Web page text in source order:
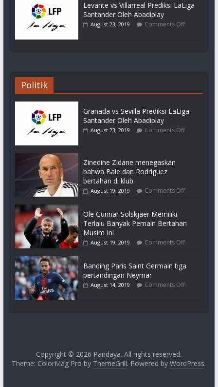
Levante vs Villarreal Prediksi LaLiga
Santander Oleh Abadiplay
August 23, 2019 Comments Off
Politik
Granada vs Sevilla Prediksi LaLiga
Santander Oleh Abadiplay
August 23, 2019 Comments Off
Zinedine Zidane menegaskan
bahwa Bale dan Rodriguez
bertahan di klub
August 19, 2019 Comments Off
Ole Gunnar Solskjaer Memiliki
Terlalu Banyak Pemain Bertahan
Musim Ini
August 19, 2019 Comments Off
Banding Paris Saint Germain tiga
pertandingan Neymar
August 14, 2019 Comments Off
Copyright © 2026 Pandaya. All rights reserved.
Theme: ColorMag Pro by ThemeGrill. Powered byWordPress.